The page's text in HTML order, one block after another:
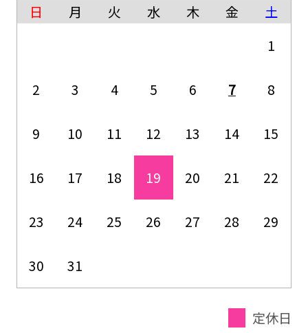
日
月 火 水 木 金
土
1
2 3 4 5 6 7 8
9 10 11 12 13 14 15
16 17 18 19 20 21 22
23 24 25 26 27 28 29
30 31
定休日